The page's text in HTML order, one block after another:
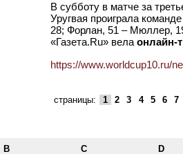
В субботу в матче за
Уругвая проиграла
28; Форлан, 51 – Мюллер,
«Газета.Ru» вела онлайн-
https://www.worldcup10.ru/
страницы: 1 2 3 4 5 6 7
B
C
D